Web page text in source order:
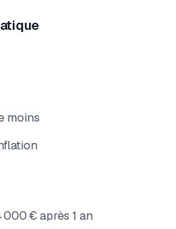
moins
€ après 1 an